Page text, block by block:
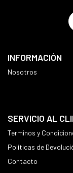
INFORMACIÓN
Nosotros
SERVICIO AL
Terminos y
Políticas de
Contacto